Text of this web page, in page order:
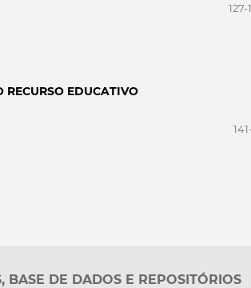
127-
RECURSO EDUCATIVO
BASE DE DADOS E REPOSITÓRIOS